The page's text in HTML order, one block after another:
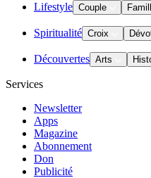
Lifestyle Couple
Spiritualité Croix
Découvertes Arts
Services
Newsletter
Apps
Magazine
Abonnement
Don
Publicité